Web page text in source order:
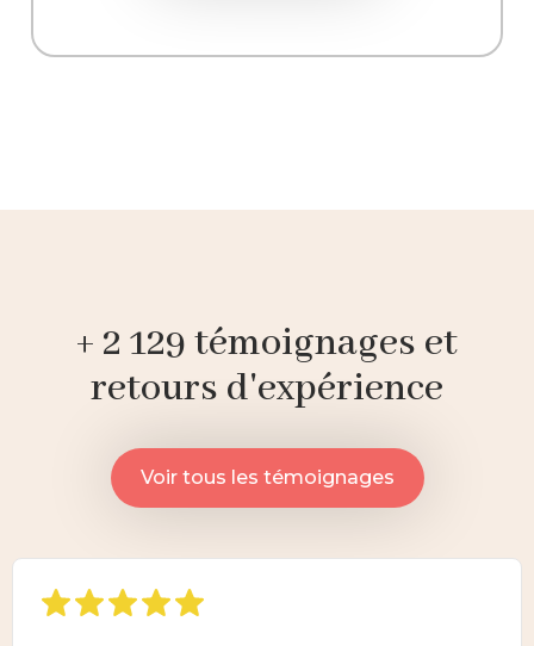
+ 2 129 témoignages et
retours d'expérience
Voir tous les témoignages